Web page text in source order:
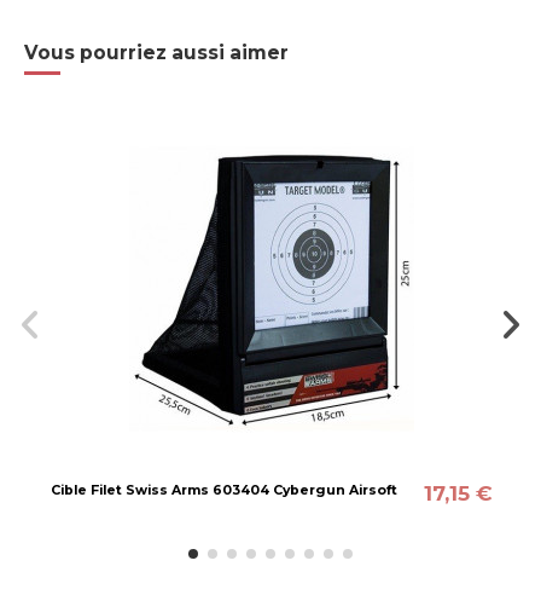
Vous pourriez aussi aimer
Cible Filet Swiss Arms 603404 Cybergun Airsoft 17,15 €